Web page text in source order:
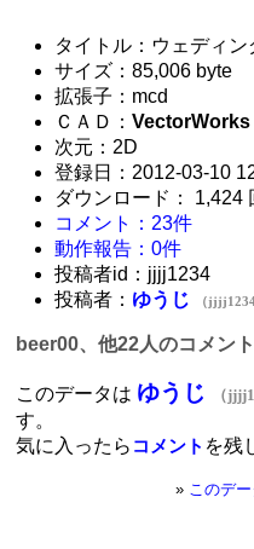
タイトル：ウェディン
サイズ：85,006 byte
拡張子：mcd
ＣＡＤ：VectorWorks
次元：2D
登録日：2012-03-10
ダウンロード： 1,424
コメント：23件
動作報告：0件
投稿者id：jjjj1234
投稿者： ゆうじ （jjjj1234
beer00、他22人のコメント
このデータは ゆうじ （
す。
気に入ったら コメント を残
» このデ